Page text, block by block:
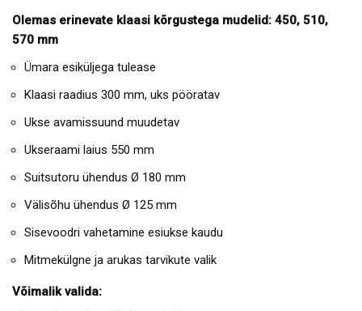
Olemas erinevate klaasi kõrgustega mudelid: 450, 510,
570 mm
Ümara esiküljega tulease
Klaasi raadius 300 mm, uks pööratav
Ukse avamissuund muudetav
Ukseraami laius 550 mm
Suitsutoru ühendus Ø 180 mm
Välisõhu ühendus Ø 125 mm
Sisevoodri vahetamine esiukse kaudu
Mitmekülgne ja arukas tarvikute valik
Võimalik valida: